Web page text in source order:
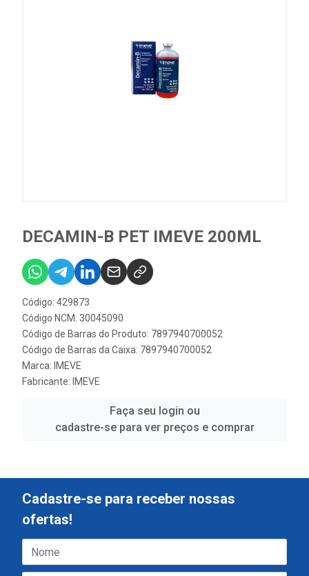
DECAMIN-B PET IMEVE 200ML
Código: 429873
Código NCM: 30045090
Código de Barras do Produto: 7897940700052
Código de Barras da Caixa: 7897940700052
Marca: IMEVE
Fabricante: IMEVE
Faça seu login ou
cadastre-se para ver preços e comprar
Cadastre-se para receber nossas
ofertas!